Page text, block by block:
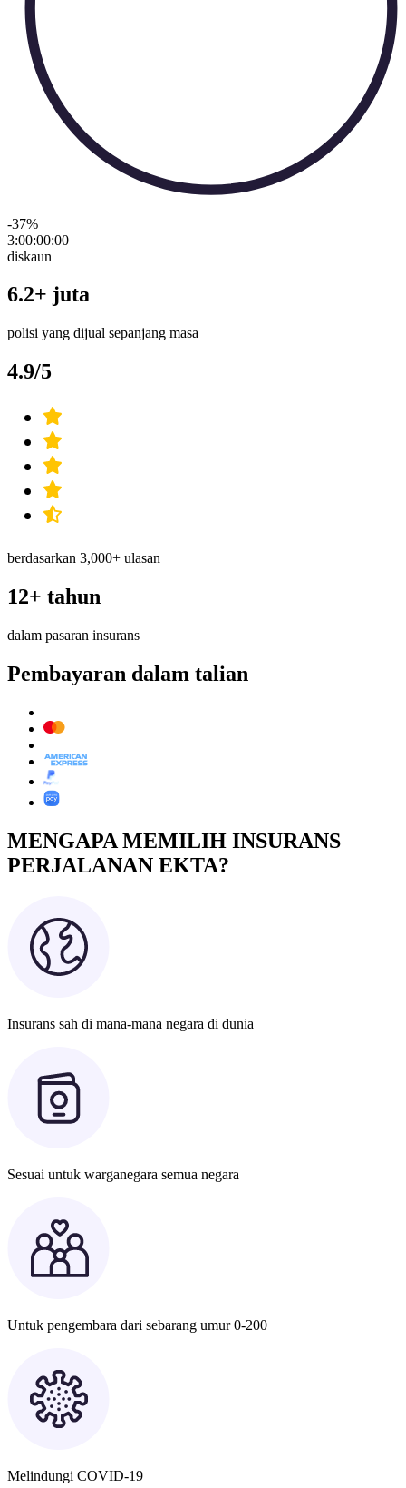
-37%
3:00:00:00
diskaun
6.2+ juta
polisi yang dijual sepanjang masa
4.9/5
berdasarkan 3,000+ ulasan
12+ tahun
dalam pasaran insurans
Pembayaran dalam talian
MENGAPA MEMILIH INSURANS
PERJALANAN EKTA?
Insurans sah di mana-mana negara di dunia
Sesuai untuk warganegara semua negara
Untuk pengembara dari sebarang umur 0-200
Melindungi COVID-19